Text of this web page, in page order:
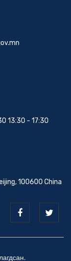
13:30 - 17:30
100600 China